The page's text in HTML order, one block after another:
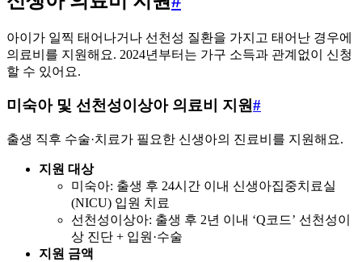
아이가 일찍 태어나거나 선천성 질환을 가지고 태어난 경우에
의료비를 지원해요. 2024년부터는 가구 소득과 관계없이 신청
할 수 있어요.
미숙아 및 선천성이상아 의료비 지원#
출생 직후 수술·치료가 필요한 신생아의 진료비를 지원해요.
지원 대상
미숙아: 출생 후 24시간 이내 신생아집중치료실
(NICU) 입원 치료
선천성이상아: 출생 후 2년 이내 ‘Q코드’ 선천성이
상 진단 + 입원·수술
지원 금액